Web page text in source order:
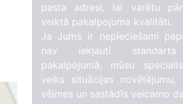
pasta adresi, lai varētu
veiktā pakalpojuma kvalitāti.
Ja Jums ir nepieciešami
nav iekļauti standarta
pakalpojumā, mūsu
veiks situācijas novētējumu,
vēlmes un sastādīs veicamo